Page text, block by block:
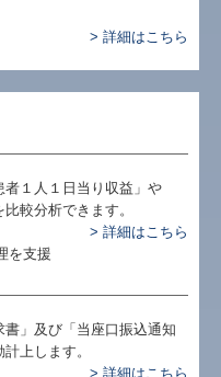
> 詳細はこちら
１人１日当り収益」や
較分析できます。
> 詳細はこちら
書」及び「当座口振込通知
上します。
> 詳細はこちら